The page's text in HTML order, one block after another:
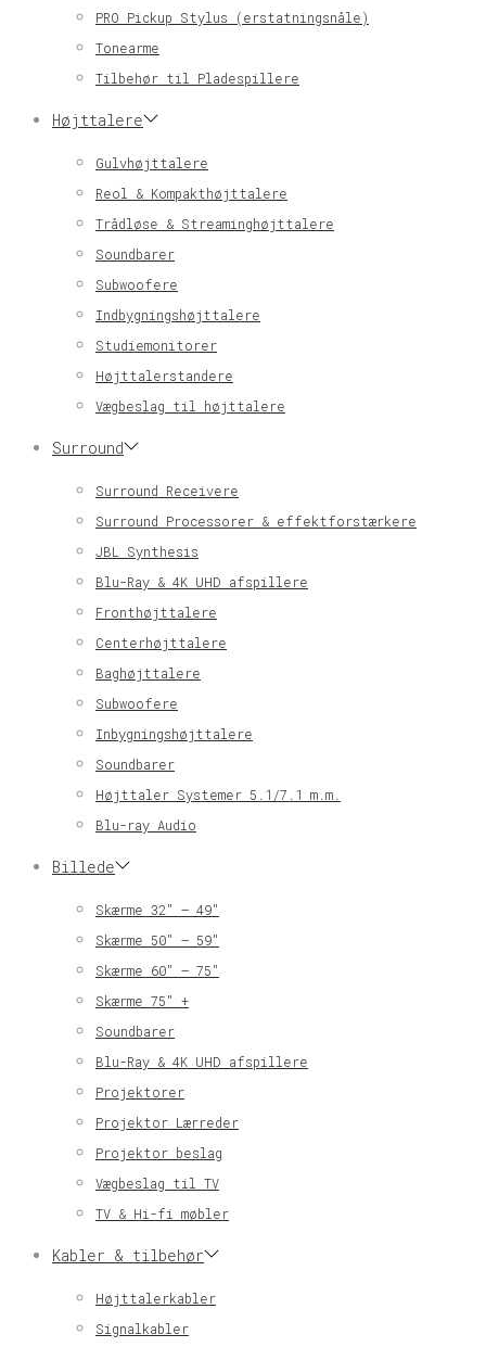
PRO Pickup Stylus (erstatningsnåle)
Tonearme
Tilbehør til Pladespillere
Højttalere
Gulvhøjttalere
Reol & Kompakthøjttalere
Trådløse & Streaminghøjttalere
Soundbarer
Subwoofere
Indbygningshøjttalere
Studiemonitorer
Højttalerstandere
Vægbeslag til højttalere
Surround
Surround Receivere
Surround Processorer & effektforstærkere
JBL Synthesis
Blu-Ray & 4K UHD afspillere
Fronthøjttalere
Centerhøjttalere
Baghøjttalere
Subwoofere
Inbygningshøjttalere
Soundbarer
Højttaler Systemer 5.1/7.1 m.m.
Blu-ray Audio
Billede
Skærme 32″ – 49″
Skærme 50″ – 59″
Skærme 60″ – 75″
Skærme 75″ +
Soundbarer
Blu-Ray & 4K UHD afspillere
Projektorer
Projektor Lærreder
Projektor beslag
Vægbeslag til TV
TV & Hi-fi møbler
Kabler & tilbehør
Højttalerkabler
Signalkabler